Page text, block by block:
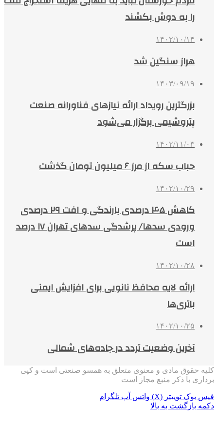
را به دوش بکشند
۱۴۰۲/۱۰/۱۴
هراز سنگین شد
۱۴۰۳/۰۹/۱۹
بزرگترین رویداد ارائه نیازهای فناورانه صنعت
پتروشیمی برگزار می‌شود
۱۴۰۲/۱۱/۰۳
حباب سکه از مرز ۶ میلیون تومان گذشت
۱۴۰۲/۱۰/۲۹
کاهش ۴۵ درصدی بارندگی‌ و افت ۲۹ درصدی
ورودی سدها/ پرشدگی سدهای تهران ۱۷ درصد
است
۱۴۰۲/۱۰/۲۸
ارائه لایه محافظ نانویی برای افزایش ایمنی
باتری‌ها
۱۴۰۲/۱۰/۲۵
آخرین وضعیت تردد در جاده‌های شمالی
کلیه حقوق مادی و معنوی متعلق به همسو صنعتی است و کپی
برداری با ذکر منبع مجاز است
فیس بوک توییتر (X) واتس آپ تلگرام
دکمه بازگشت به بالا